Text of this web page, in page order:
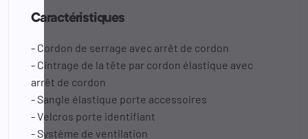
Caractéristiques
- Cordon de serrage avec arrêt de cordon
- Cintrage de la tête par cordon élastique avec
arrêt de cordon
- Sangle élastique porte accessoires
- Velcros porte identifiant
- Système de ventilation